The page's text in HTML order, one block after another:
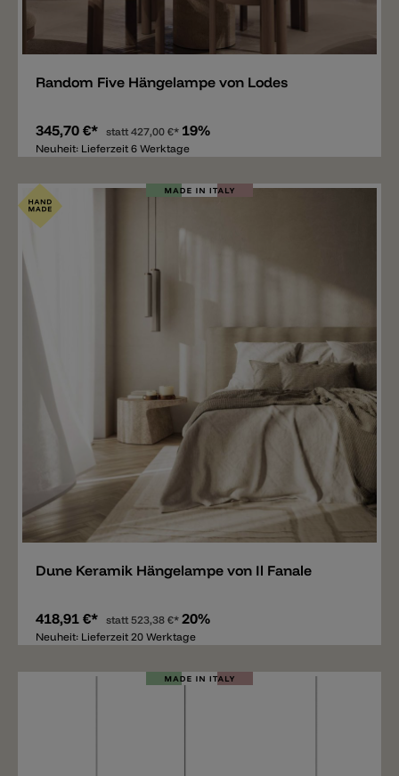
Merken
Random Five Hängelampe von Lodes
345,70 €* statt427,00 €* 19%
Neuheit: Lieferzeit 6 Werktage
Merken
Dune Keramik Hängelampe von Il Fanale
418,91 €* statt523,38 €* 20%
Neuheit: Lieferzeit 20 Werktage